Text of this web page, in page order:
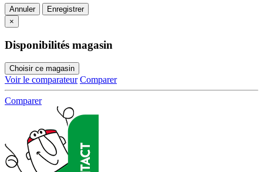
Annuler
Enregistrer
×
Disponibilités magasin
Choisir ce magasin
Voir le comparateur Comparer
Comparer